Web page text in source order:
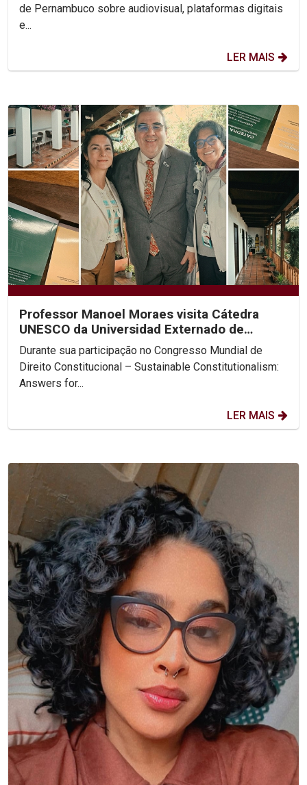
de Pernambuco sobre audiovisual, plataformas digitais
e...
LER MAIS
Professor Manoel Moraes visita Cátedra
UNESCO da Universidad Externado de
Colombia
Durante sua participação no Congresso Mundial de
Direito Constitucional – Sustainable Constitutionalism:
Answers for...
LER MAIS